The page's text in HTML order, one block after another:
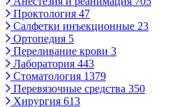
Проктология 47
Салфетки инъекционные 23
Ортопедия 5
Переливание крови 3
Лаборатория 443
Стоматология 1379
Перевязочные средства 350
Хирургия 613